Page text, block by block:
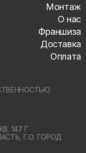
Монтаж
О нас
Франшиза
Доставка
Оплата
147 Г
Г.О. ГОРОД